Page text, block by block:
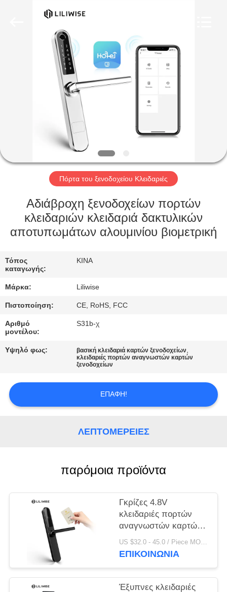
ΠΡΟΪΌΝΤΑ
ΠΕΡΊΠΟΥ
ΓΎΡΟΣ
ΕΡΓΟΣΤΑΣΊΩΝ
ΠΟΙΟΤΙΚΌΣ
ΈΛΕΓΧΟΣ
ΜΑΣ
ΕΛΆΤΕ
ΕΠΑΦΉ
ΜΕ
NEWS
ΜΥΣΤΙΚΌΤΗΤΑΣ
Πόρτα του ξενοδοχείου Κλειδαριές
Αδιάβροχη ξενοδοχείων πορτών
κλειδαριών κλειδαριά δακτυλικών
αποτυπωμάτων αλουμινίου βιομετρική
Τόπος
καταγωγής:
ΚΙΝΑ
Μάρκα: Liliwise
Πιστοποίηση: CE, RoHS, FCC
Αριθμό
μοντέλου:
S31b-χ
Υψηλό φως: βασική κλειδαριά καρτών ξενοδοχείων,
κλειδαριές πορτών αναγνωστών καρτών
ξενοδοχείων
ΕΠΑΦΉ!
ΛΕΠΤΟΜΈΡΕΙΕΣ
παρόμοια προϊόντα
Γκρίζες 4.8V
κλειδαριές πορτών
αναγνωστών καρτών
ξενοδοχείων της FCC US $32.0 - 45.0 / Piece MOQ:PC 1
ΕΠΙΚΟΙΝΩΝΊΑ
Έξυπνες κλειδαριές